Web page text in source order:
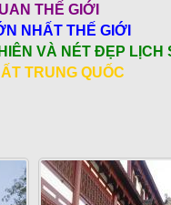
THẾ GIỚI
NHẤT THẾ GIỚI
VÀ NÉT ĐẸP LỊCH
TRUNG QUỐC